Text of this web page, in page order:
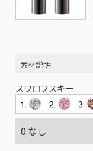
素材説明
スワロフスキー